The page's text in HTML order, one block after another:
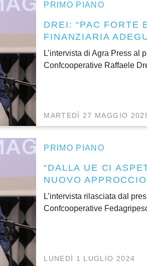
PRIMO PIANO
DREI: “PAC FORTE
FINANZIARIA
L’intervista di Agra Press al
Confcooperative Raffaele
MARTEDÌ 27 MAGGIO
PRIMO PIANO
“DALLA UE CI
NUOVO
L’intervista rilasciata dal
Confcooperative
LUNEDÌ 1 LUGLIO 2024